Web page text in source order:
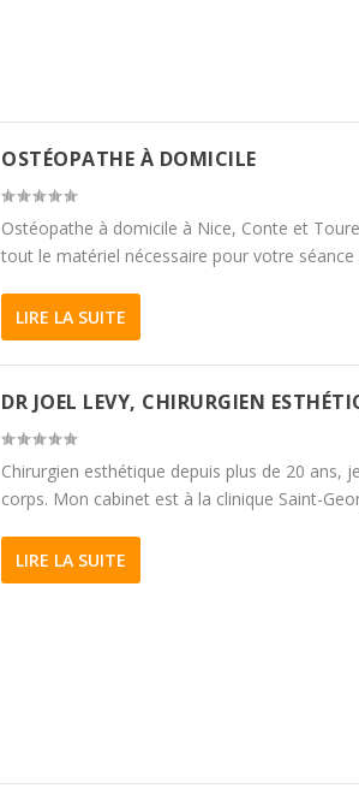
OSTÉOPATHE À DOMICILE
Ostéopathe à domicile à Nice, Conte et
tout le matériel nécessaire pour votre séance
LIRE LA SUITE
DR JOEL LEVY, CHIRURGIEN
Chirurgien esthétique depuis plus de 20 ans,
corps. Mon cabinet est à la clinique Saint-
LIRE LA SUITE